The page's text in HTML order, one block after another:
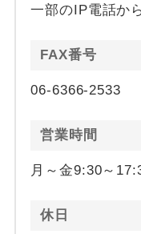
一部のIP電話か
FAX番号
06-6366-2533
営業時間
月～金9:30～
休日